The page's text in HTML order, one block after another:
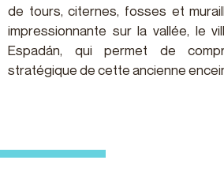
de tours, citernes, fosses et
impressionnante sur la vallée, le
Espadán, qui permet de
stratégique de cette ancienne